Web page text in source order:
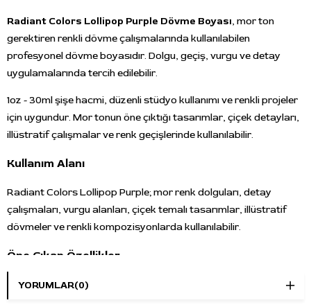
Radiant Colors Lollipop Purple Dövme Boyası, mor ton
gerektiren renkli dövme çalışmalarında kullanılabilen
profesyonel dövme boyasıdır. Dolgu, geçiş, vurgu ve detay
uygulamalarında tercih edilebilir.
1oz - 30ml şişe hacmi, düzenli stüdyo kullanımı ve renkli projeler
için uygundur. Mor tonun öne çıktığı tasarımlar, çiçek detayları,
illüstratif çalışmalar ve renk geçişlerinde kullanılabilir.
Kullanım Alanı
Radiant Colors Lollipop Purple; mor renk dolguları, detay
çalışmaları, vurgu alanları, çiçek temalı tasarımlar, illüstratif
dövmeler ve renkli kompozisyonlarda kullanılabilir.
Öne Çıkan Özellikler
Ürün adı:Lollipop Purple
YORUMLAR(0)